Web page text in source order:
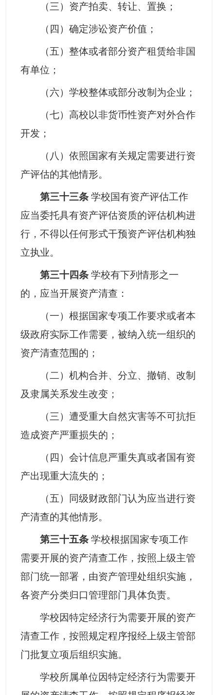
（三）资产拍卖、转让、置换；
（四）确定涉讼资产价值；
（五）整体或者部分资产租赁给非国
有单位；
（六）学校整体或部分改制为企业；
（七）高校以非货币性资产对外合作
开发；
（八）依照国家有关规定需要进行资
产评估的其他情形。
第三十三条学校国有资产评估工作
应当委托具有资产评估资质的评估机构进
行，不得以任何形式干预资产评估机构独
立执业。
第三十四条学校有下列情形之一
的，应当开展资产清查：
（一）根据国家专项工作要求或者本
级政府实际工作需要，被纳入统一组织的
资产清查范围的；
（二）机构合并、分立、撤销、改制
及隶属关系发生改变；
（三）遭受重大自然灾害等不可抗拒
造成资产严重损失的；
（四）会计信息严重失真或者国有资
产出现重大流失的；
（五）同级财政部门认为应当进行资
产清查的其他情形。
第三十五条学校根据国家专项工作
需要开展的资产清查工作，按照上级主管
部门统一部署，由资产管理处组织实施，
各资产分类归口管理部门具体负责。
学校因特定经济行为需要开展的资产
清查工作，按照规定程序报经上级主管部
门批复立项后组织实施。
学校所属单位因特定经济行为需要开